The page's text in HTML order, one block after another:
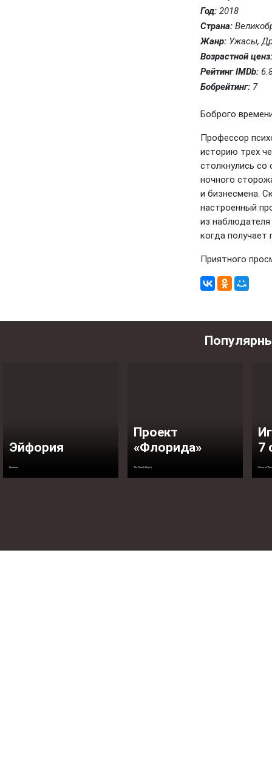
Год: 2018
Страна:
Жанр: Ужасы,
Возрастной ценз:
Рейтинг IMDb:
Бобрейтинг: 7
Боброго
Профессор
историю трех
столкнулись со
ночного
и бизнесмена.
настроенный
из наблюдателя
когда получает
Приятного
Эйфория
Euphoria
Проект
«Флорида»
The Florida Project
7
Game of